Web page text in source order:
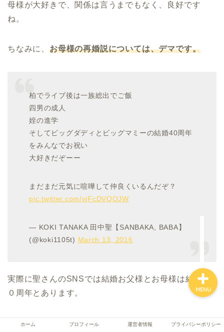
母様が大好きで、関係は言うまでもなく、良好です
ね。
ちなみに、 お母様の再婚説については、デマです。
柏でライブ後は一族総出でご飯
四男の成人
姪の進学
そしてビッグダディとビッグマミーの結婚40周年
をみんなでお祝い
大好きだぞーー
まだまだ元気に喧嘩して仲良くいるんだぞ？
pic.twitter.com/vjFcDVQQJW
— KOKI TANAKA 田中聖【SANBAKA, BABA】
(@koki1105t) March 13, 2016
実際に聖さんのSNSでは結婚お父様とお母様は結婚４
０周年とあります。
おそらく５人兄弟で、年齢差が大きいため、再婚説が
ホーム プロフィール 運営者情報 プライバシーポリシー
MENU
プライバシーポリシー